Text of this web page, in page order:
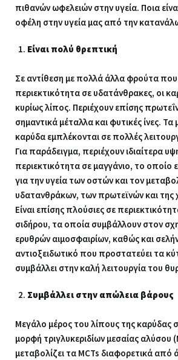
πιθανών ωφελειών στην υγεία. Ποια
οφέλη στην υγεία μας από την
Είναι πολύ θρεπτική
Σε αντίθεση με πολλά άλλα φρούτα
περιεκτικότητα σε υδατάνθρακες, οι
κυρίως λίπος. Περιέχουν επίσης
σημαντικά μέταλλα και φυτικές ίνες.
καρύδα εμπλέκονται σε πολλές
Για παράδειγμα, περιέχουν ιδιαίτερα
περιεκτικότητα σε μαγγάνιο, το οποίο
για την υγεία των οστών και τον
υδατανθράκων, των πρωτεϊνών και της
Είναι επίσης πλούσιες σε
σιδήρου, τα οποία συμβάλλουν στον
ερυθρών αιμοσφαιρίων, καθώς και
αντιοξειδωτικό που προστατεύει τα
συμβάλλει στην καλή λειτουργία του
Συμβάλλει στην απώλεια βάρους
Μεγάλο μέρος του λίπους της καρύδας
μορφή τριγλυκεριδίων μεσαίας αλύσου
μεταβολίζει τα MCTs διαφορετικά από